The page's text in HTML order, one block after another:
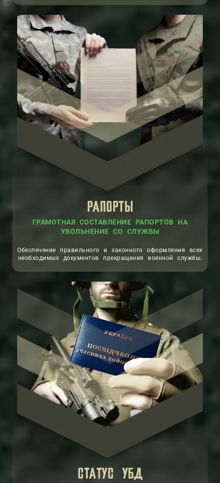
РАПОРТЫ
ГРАМОТНАЯ СОСТАВЛЕНИЕ РАПОРТОВ НА
УВОЛЬНЕНИЕ СО СЛУЖБЫ
Обеспечение правильного и законного оформления всех
необходимых документов прекращения военной службы.
СТАТУС УБД